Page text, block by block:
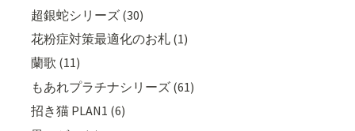
超銀蛇シリーズ (30)
花粉症対策最適化のお札 (1)
蘭歌 (11)
もあれプラチナシリーズ (61)
招き猫 PLAN1 (6)